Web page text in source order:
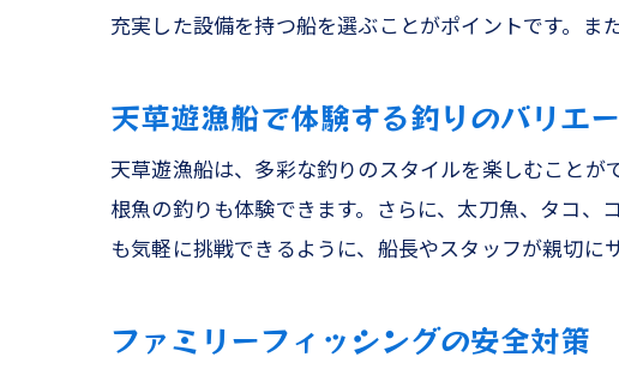
太刀魚
海の恵
充実した設備を持つ船を選ぶことがポイントです。ま
天草遊漁船で体験する釣りのバリエ
天草遊漁船は、多彩な釣りのスタイルを楽しむことが
根魚の釣りも体験できます。さらに、太刀魚、タコ、
も気軽に挑戦できるように、船長やスタッフが親切に
ファミリーフィッシングの安全対策